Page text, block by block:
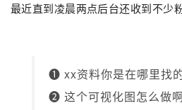
最近直到凌晨两点后台还收到不少
❶ xx资料你是在哪里找的
❷ 这个可视化图怎么做啊